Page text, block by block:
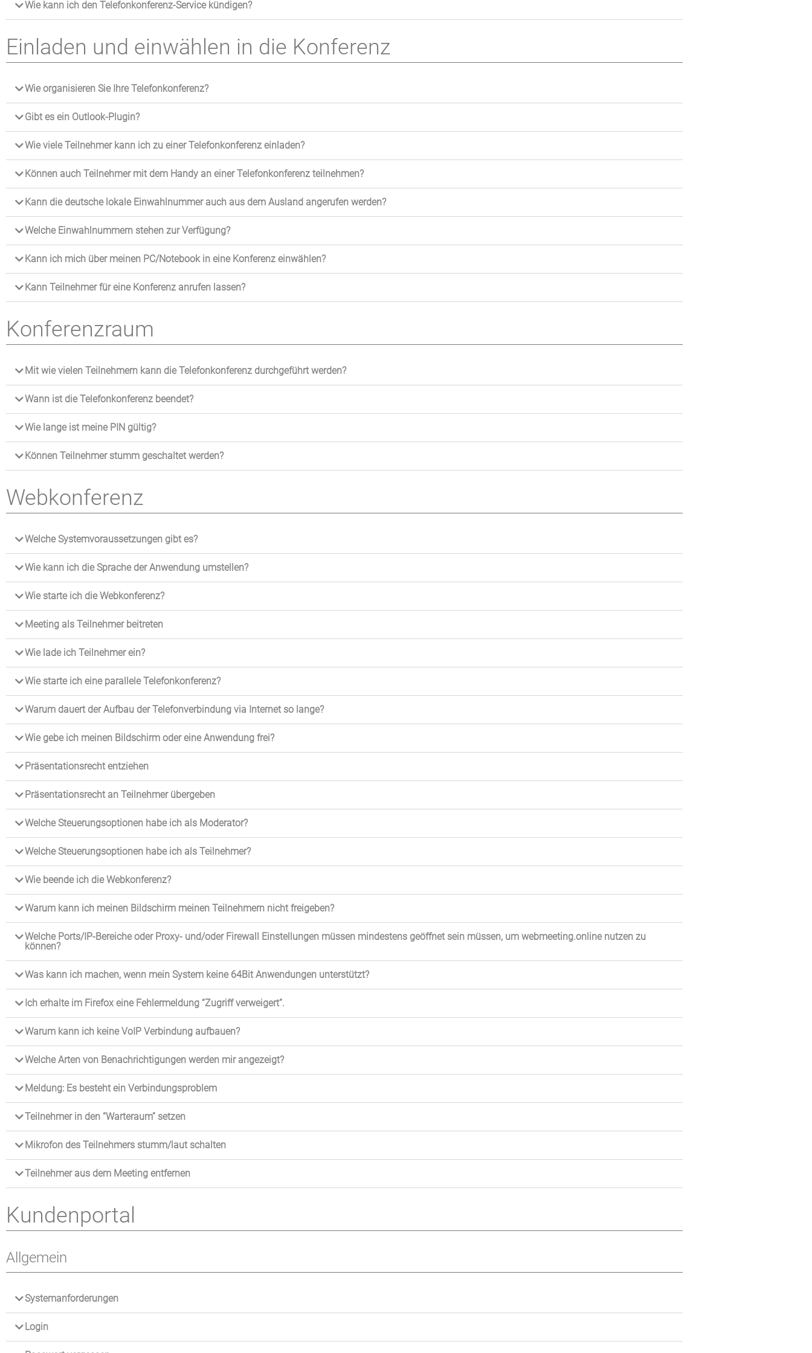
Wie kann ich den Telefonkonferenz-Service kündigen?
Einladen und einwählen in die Konferenz
Wie organisieren Sie Ihre Telefonkonferenz?
Gibt es ein Outlook-Plugin?
Wie viele Teilnehmer kann ich zu einer Telefonkonferenz einladen?
Können auch Teilnehmer mit dem Handy an einer Telefonkonferenz teilnehmen?
Kann die deutsche lokale Einwahlnummer auch aus dem Ausland angerufen werden?
Welche Einwahlnummern stehen zur Verfügung?
Kann ich mich über meinen PC/Notebook in eine Konferenz einwählen?
Kann Teilnehmer für eine Konferenz anrufen lassen?
Konferenzraum
Mit wie vielen Teilnehmern kann die Telefonkonferenz durchgeführt werden?
Wann ist die Telefonkonferenz beendet?
Wie lange ist meine PIN gültig?
Können Teilnehmer stumm geschaltet werden?
Webkonferenz
Welche Systemvoraussetzungen gibt es?
Wie kann ich die Sprache der Anwendung umstellen?
Wie starte ich die Webkonferenz?
Meeting als Teilnehmer beitreten
Wie lade ich Teilnehmer ein?
Wie starte ich eine parallele Telefonkonferenz?
Warum dauert der Aufbau der Telefonverbindung via Internet so lange?
Wie gebe ich meinen Bildschirm oder eine Anwendung frei?
Präsentationsrecht entziehen
Präsentationsrecht an Teilnehmer übergeben
Welche Steuerungsoptionen habe ich als Moderator?
Welche Steuerungsoptionen habe ich als Teilnehmer?
Wie beende ich die Webkonferenz?
Warum kann ich meinen Bildschirm meinen Teilnehmern nicht freigeben?
Welche Ports/IP-Bereiche oder Proxy- und/oder Firewall Einstellungen müssen mindestens geöffnet sein müssen, um webmeeting.online nutzen zu
können?
Was kann ich machen, wenn mein System keine 64Bit Anwendungen unterstützt?
Ich erhalte im Firefox eine Fehlermeldung “Zugriff verweigert”.
Warum kann ich keine VoIP Verbindung aufbauen?
Welche Arten von Benachrichtigungen werden mir angezeigt?
Meldung: Es besteht ein Verbindungsproblem
Teilnehmer in den “Warteraum” setzen
Mikrofon des Teilnehmers stumm/laut schalten
Teilnehmer aus dem Meeting entfernen
Kundenportal
Allgemein
Systemanforderungen
Login